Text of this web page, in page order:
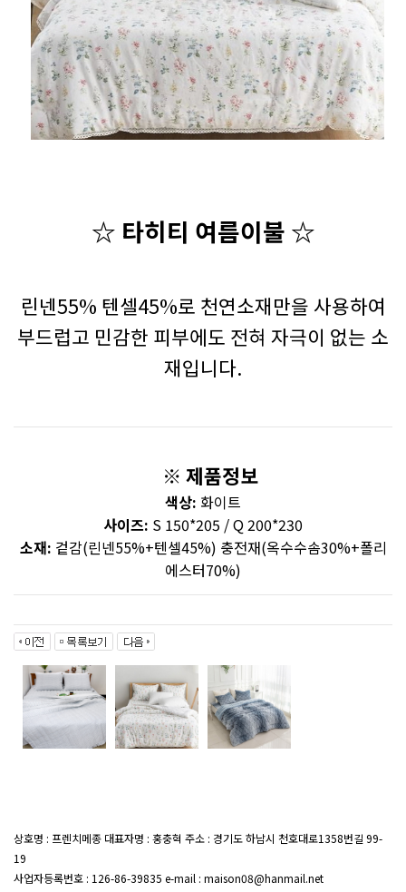
☆ 타히티 여름이불 ☆
린넨55% 텐셀45%로 천연소재만을 사용하여
부드럽고 민감한 피부에도 전혀 자극이 없는 소
재입니다.
※ 제품정보
색상: 화이트
사이즈: S 150*205 / Q 200*230
소재: 겉감(린넨55%+텐셀45%) 충전재(옥수수솜30%+폴리
에스터70%)
상호명 : 프렌치메종 대표자명 : 홍충혁 주소 : 경기도 하남시 천호대로1358번길 99-
19
사업자등록번호 : 126-86-39835 e-mail : maison08@hanmail.net